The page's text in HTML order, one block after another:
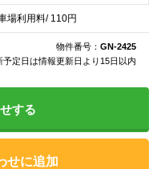
場利用料/ 110円
物件番号： GN-2425
定日は情報更新日より15日以内
する
せに追加